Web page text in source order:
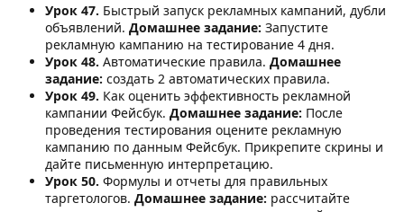
Урок 47. Быстрый запуск рекламных кампаний, дубли
объявлений. Домашнее задание: Запустите
рекламную кампанию на тестирование 4 дня.
Урок 48. Автоматические правила. Домашнее
задание: создать 2 автоматических правила.
Урок 49. Как оценить эффективность рекламной
кампании Фейсбук. Домашнее задание: После
проведения тестирования оцените рекламную
кампанию по данным Фейсбук. Прикрепите скрины и
дайте письменную интерпретацию.
Урок 50. Формулы и отчеты для правильных
таргетологов. Домашнее задание: рассчитайте